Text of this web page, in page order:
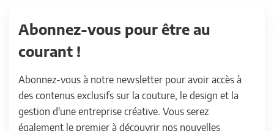
Abonnez-vous pour être au
courant !
Abonnez-vous à notre newsletter pour avoir accès à
des contenus exclusifs sur la couture, le design et la
gestion d'une entreprise créative. Vous serez
également le premier à découvrir nos nouvelles